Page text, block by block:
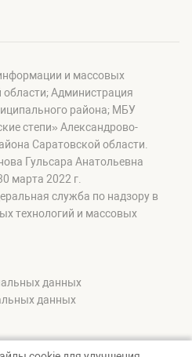
и массовых
Администрация
района; МБУ
степи» Александрово-
Саратовской области.
Гульсара Анатольевна
марта 2022 г.
служба по надзору в
технологий и массовых
данных
данных